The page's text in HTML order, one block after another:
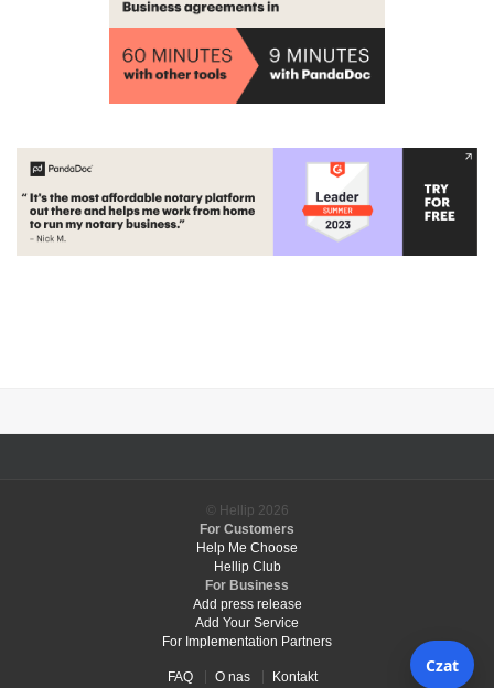
© Hellip 2026
For Customers
Help Me Choose
Hellip Club
For Business
Add press release
Add Your Service
For Implementation Partners
FAQ O nas Kontakt